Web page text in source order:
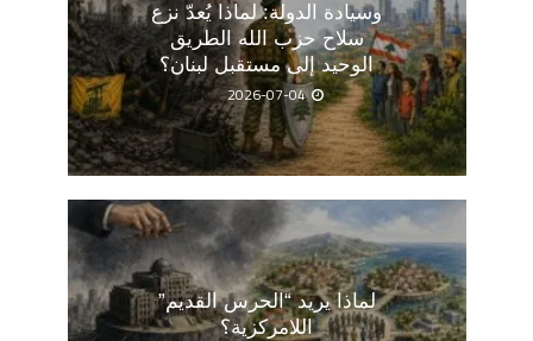
وسيادة الدولة: لماذا يُعدّ نزع
سلاح حزب الله الطريق
الوحيد إلى مستقبل لبنان؟
2026-07-04
لماذا يريد “الحرس القديم”
اللامركزية؟